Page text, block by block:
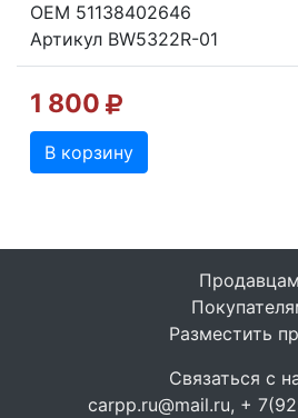
OEM 51138402646
Артикул BW5322R-01
1 800
В корзину
Продавцам
Разместить
Связаться с
carpp.ru@mail.ru, +